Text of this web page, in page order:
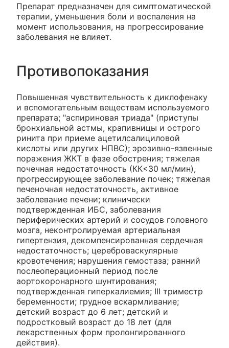
Препарат предназначен для симптоматической
терапии, уменьшения боли и воспаления на
момент использования, на прогрессирование
заболевания не влияет.
Противопоказания
Повышенная чувствительность к диклофенаку
и вспомогательным веществам используемого
препарата; "аспириновая триада" (приступы
бронхиальной астмы, крапивницы и острого
ринита при приеме ацетилсалициловой
кислоты или других НПВС); эрозивно-язвенные
поражения ЖКТ в фазе обострения; тяжелая
почечная недостаточность (КК<30 мл/мин),
прогрессирующее заболевание почек; тяжелая
печеночная недостаточность, активное
заболевание печени; клинически
подтвержденная ИБС, заболевания
периферических артерий и сосудов головного
мозга, неконтролируемая артериальная
гипертензия, декомпенсированная сердечная
недостаточность; цереброваскулярные
кровотечения; нарушения гемостаза; ранний
послеоперационный период после
аортокоронарного шунтирования;
подтвержденная гиперкалиемия; III триместр
беременности; грудное вскармливание;
детский возраст до 6 лет; детский и
подростковый возраст до 18 лет (для
лекарственных форм пролонгированного
действия).